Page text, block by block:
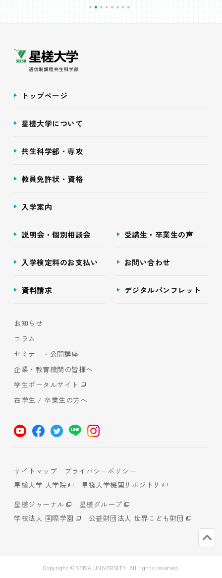
トップページ
星槎大学について
共生科学部・専攻
教員免許状・資格
入学案内
説明会・個別相談会 受講生・卒業生の声
入学検定料のお支払い お問い合わせ
資料請求 デジタルパンフレット
お知らせ
コラム
セミナー・公開講座
企業・教育機関の皆様へ
学生ポータルサイト
在学生 / 卒業生の方へ
サイトマップ
プライバシーポリシー
星槎大学 大学院
星槎大学機関リポジトリ
星槎ジャーナル
星槎グループ
学校法人 国際学園
公益財団法人 世界こども財団
Copyright © SEISA UNIVERSITY. All rights reserved.